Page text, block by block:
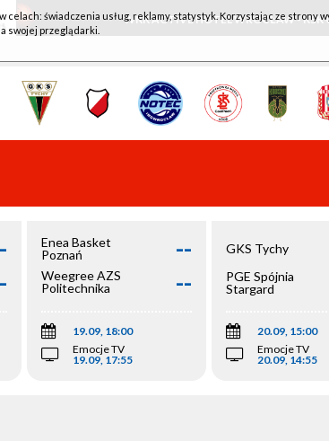
WKK ACTIVE HOTEL WROCŁAW -
Enea Basket
Poznań
--
Weegree AZS
Politechnika
--
19.09, 18:00
Emocje TV
19.09, 17:55
GKS Tychy
PGE Spójnia
Stargard
20.09, 15:00
Emocje TV
20.09, 14:55
celach: świadczenia usług, reklamy, statystyk. Korzystając ze strony
swojej przeglądarki.